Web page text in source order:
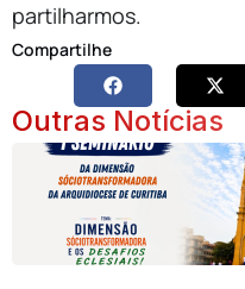
partilharmos.
Compartilhe
Outras Notícias